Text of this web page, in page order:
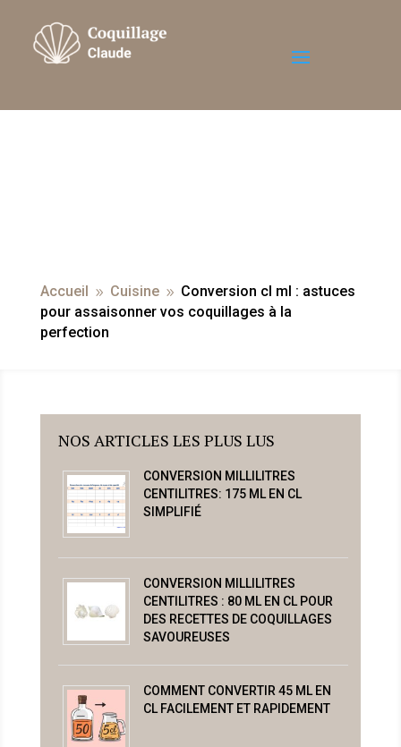
Accueil 9 Cuisine 9 Conversion cl ml : astuces
pour assaisonner vos coquillages à la
perfection
NOS ARTICLES LES PLUS LUS
CONVERSION MILLILITRES
CENTILITRES: 175 ML EN CL
SIMPLIFIÉ
CONVERSION MILLILITRES
CENTILITRES : 80 ML EN CL POUR
DES RECETTES DE COQUILLAGES
SAVOUREUSES
COMMENT CONVERTIR 45 ML EN
CL FACILEMENT ET RAPIDEMENT